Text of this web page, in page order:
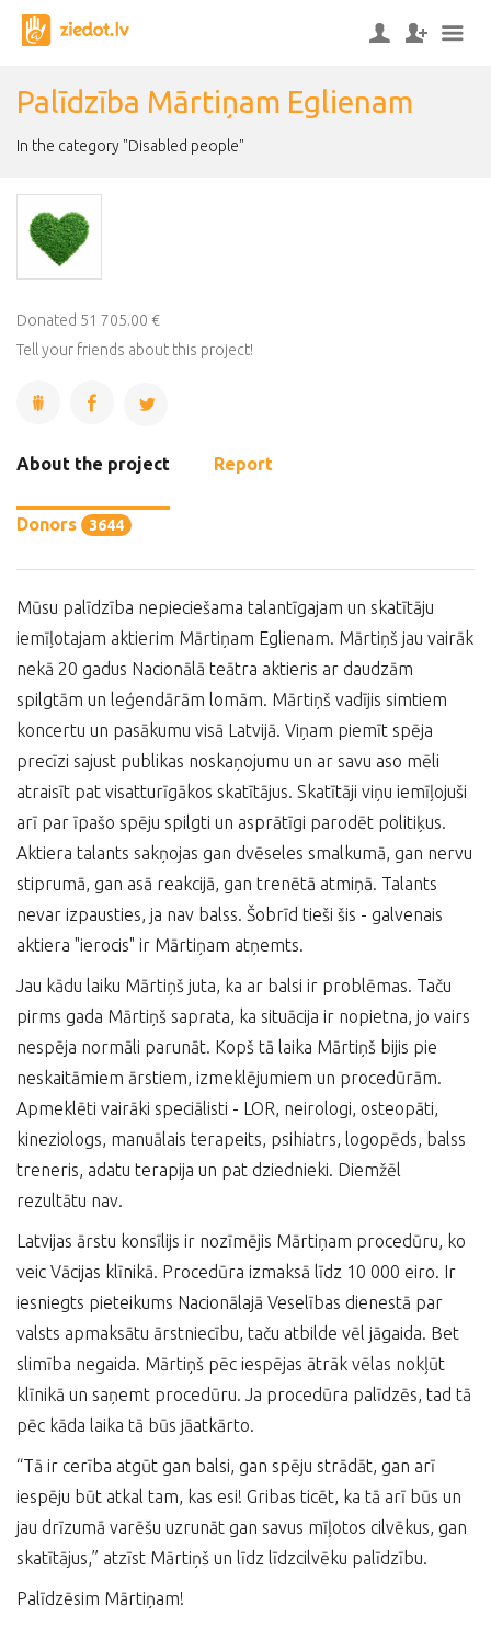
Palīdzība Mārtiņam Eglienam
In the category "Disabled people"
Donated 51 705.00 €
Tell your friends about this project!
About the project Report
Donors 3644
Mūsu palīdzība nepieciešama talantīgajam un skatītāju
iemīļotajam aktierim Mārtiņam Eglienam. Mārtiņš jau vairāk
nekā 20 gadus Nacionālā teātra aktieris ar daudzām
spilgtām un leģendārām lomām. Mārtiņš vadījis simtiem
koncertu un pasākumu visā Latvijā. Viņam piemīt spēja
precīzi sajust publikas noskaņojumu un ar savu aso mēli
atraisīt pat visatturīgākos skatītājus. Skatītāji viņu iemīļojuši
arī par īpašo spēju spilgti un asprātīgi parodēt politiķus.
Aktiera talants sakņojas gan dvēseles smalkumā, gan nervu
stiprumā, gan asā reakcijā, gan trenētā atmiņā. Talants
nevar izpausties, ja nav balss. Šobrīd tieši šis - galvenais
aktiera "ierocis" ir Mārtiņam atņemts.
Jau kādu laiku Mārtiņš juta, ka ar balsi ir problēmas. Taču
pirms gada Mārtiņš saprata, ka situācija ir nopietna, jo vairs
nespēja normāli parunāt. Kopš tā laika Mārtiņš bijis pie
neskaitāmiem ārstiem, izmeklējumiem un procedūrām.
Apmeklēti vairāki speciālisti - LOR, neirologi, osteopāti,
kineziologs, manuālais terapeits, psihiatrs, logopēds, balss
treneris, adatu terapija un pat dziednieki. Diemžēl
rezultātu nav.
Latvijas ārstu konsīlijs ir nozīmējis Mārtiņam procedūru, ko
veic Vācijas klīnikā. Procedūra izmaksā līdz 10 000 eiro. Ir
iesniegts pieteikums Nacionālajā Veselības dienestā par
valsts apmaksātu ārstniecību, taču atbilde vēl jāgaida. Bet
slimība negaida. Mārtiņš pēc iespējas ātrāk vēlas nokļūt
klīnikā un saņemt procedūru. Ja procedūra palīdzēs, tad tā
pēc kāda laika tā būs jāatkārto.
“Tā ir cerība atgūt gan balsi, gan spēju strādāt, gan arī
iespēju būt atkal tam, kas esi! Gribas ticēt, ka tā arī būs un
jau drīzumā varēšu uzrunāt gan savus mīļotos cilvēkus, gan
skatītājus,” atzīst Mārtiņš un līdz līdzcilvēku palīdzību.
Palīdzēsim Mārtiņam!